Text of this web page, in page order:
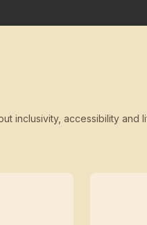
inclusivity, accessibility and